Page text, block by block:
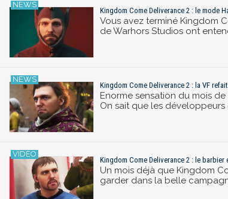
Kingdom Come Deliverance 2 : le mode
Vous avez terminé Kingdom
de Warhors Studios ont
Kingdom Come Deliverance 2 : la VF
Enorme sensation du mois
On sait que les
Kingdom Come Deliverance 2 : le
Un mois déjà que Kingdom
garder dans la belle